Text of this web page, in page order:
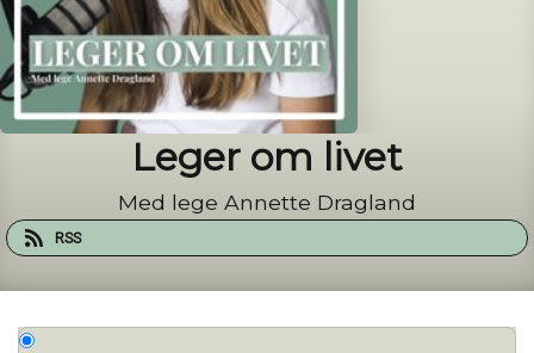
Leger om livet
Med lege Annette Dragland
RSS